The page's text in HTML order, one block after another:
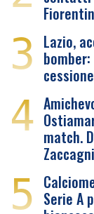
3 Lazio,
4 match.
Zaccagni
5 Serie A